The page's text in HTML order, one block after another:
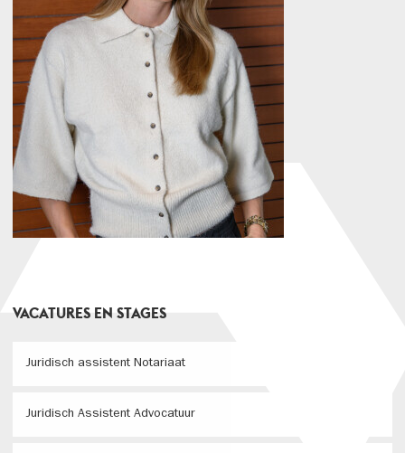
VACATURES EN STAGES
Juridisch assistent Notariaat
Juridisch Assistent Advocatuur